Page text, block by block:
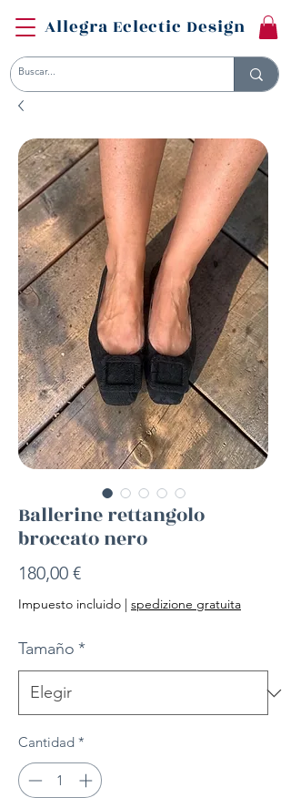
Allegra Eclectic Design
Ballerine rettangolo
broccato nero
180,00 €Precio
Impuesto incluido | spedizione gratuita
Tamaño *
Cantidad *